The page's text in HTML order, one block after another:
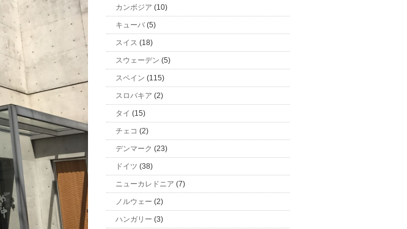
カンボジア (10)
キューバ (5)
スイス (18)
スウェーデン (5)
スペイン (115)
スロバキア (2)
タイ (15)
チェコ (2)
デンマーク (23)
ドイツ (38)
ニューカレドニア (7)
ノルウェー (2)
ハンガリー (3)